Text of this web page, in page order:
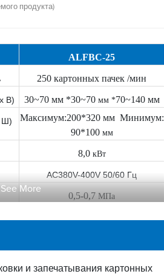
продукта)
ALFBC-25
250 картонных пачек /мин
В) 30~70 мм *30~70 мм *70~140 мм
Ш) Максимум:200*320 мм Минимум:
90*100 мм
8,0 кВт
AC380V-400V 50/60 Гц
0,5-0,7 МПа
× 2200 мм (В)
Прибл. 38 00 кг
See More
и запечатывания картонных